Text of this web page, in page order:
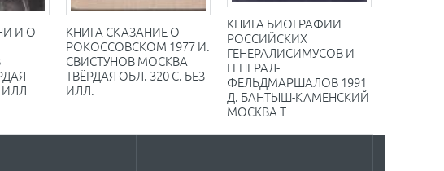
И О
ИЛЛ
КНИГА СКАЗАНИЕ О
РОКОССОВСКОМ 1977 И.
СВИСТУНОВ МОСКВА
ТВЁРДАЯ ОБЛ. 320 С. БЕЗ
ИЛЛ.
КНИГА БИОГРАФИИ
РОССИЙСКИХ
ГЕНЕРАЛИСИМУСОВ И
ГЕНЕРАЛ-
ФЕЛЬДМАРШАЛОВ 1991
Д. БАНТЫШ-КАМЕНСКИЙ
МОСКВА Т